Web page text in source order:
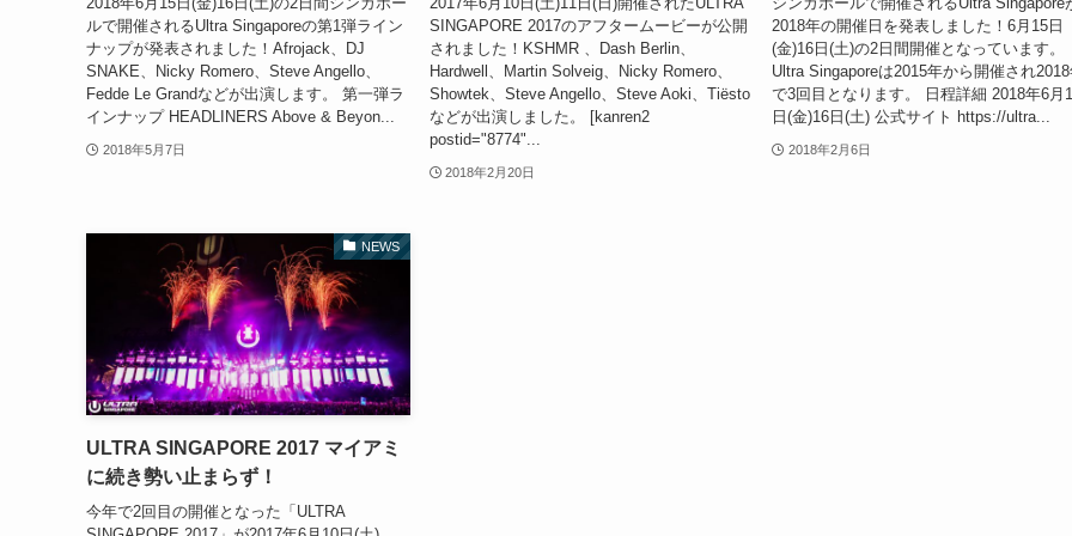
ルで開催されるUltra Singaporeの第1弾ライン
ナップが発表されました！Afrojack、DJ
SNAKE、Nicky Romero、Steve Angello、
Fedde Le Grandなどが出演します。 第一弾ラ
インナップ HEADLINERS Above & Beyon...
2018年5月7日
SINGAPORE 2017のアフタームービーが公開
されました！KSHMR 、Dash Berlin、
Hardwell、Martin Solveig、Nicky Romero、
Showtek、Steve Angello、Steve Aoki、Tiësto
などが出演しました。 [kanren2
postid="8774"...
2018年2月20日
2018年の開催日を発表しました！6月15日
(金)16日(土)の2日間開催となっています。
Ultra Singaporeは2015年から開催され
で3回目となります。 日程詳細 2018年6月
日(金)16日(土) 公式サイト https://ultra...
2018年2月6日
NEWS
ULTRA SINGAPORE 2017 マイアミ
に続き勢い止まらず！
今年で2回目の開催となった「ULTRA